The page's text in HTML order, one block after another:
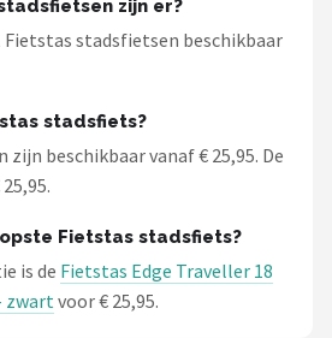
zijn er?
stadsfietsen beschikbaar
stadsfiets?
beschikbaar vanaf € 25,95. De
Fietstas stadsfiets?
is de Fietstas Edge Traveller 18
zwartvoor € 25,95.